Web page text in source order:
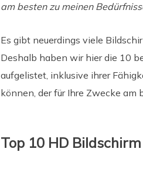
am besten zu meinen
Es gibt neuerdings viele
Deshalb haben wir hier die 10
aufgelistet, inklusive ihrer
können, der für Ihre Zwecke am
Top 10 HD